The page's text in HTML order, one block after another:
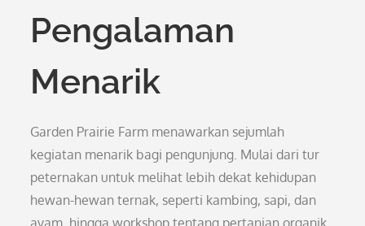
Pengalaman
Menarik
Garden Prairie Farm menawarkan sejumlah
kegiatan menarik bagi pengunjung. Mulai dari tur
peternakan untuk melihat lebih dekat kehidupan
hewan-hewan ternak, seperti kambing, sapi, dan
ayam, hingga workshop tentang pertanian organik